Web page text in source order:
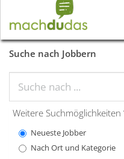
Suche nach Jobbern
Weitere Suchmöglichkeiten
Neueste Jobber
Nach Ort und Kategorie